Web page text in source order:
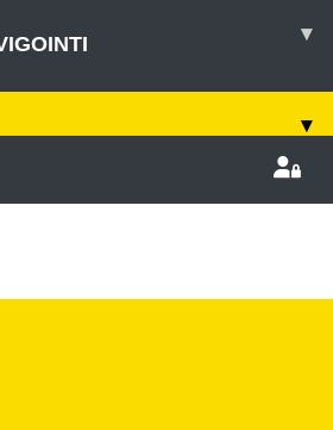
▾
▾